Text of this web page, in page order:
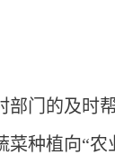
门的及时
种植向“农